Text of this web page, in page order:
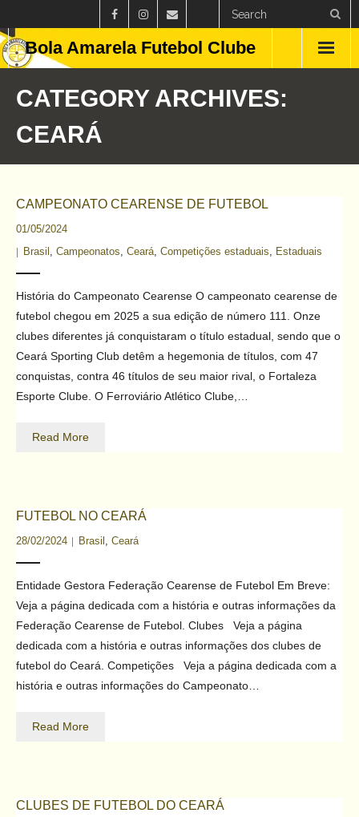
Bola Amarela Futebol Clube
Clubes
Campeonatos
Feminino
Blog
Contato
CATEGORY ARCHIVES:
CEARÁ
CAMPEONATO CEARENSE DE FUTEBOL
01/05/2024
Brasil , Campeonatos, Ceará, Competições estaduais, Estaduais
História do Campeonato Cearense O campeonato cearense de
futebol chegou em 2025 a sua edição de número 111. Onze
clubes diferentes já conquistaram o título estadual, sendo que o
Ceará Sporting Club detêm a hegemonia de títulos, com 47
conquistas, contra 46 títulos de seu maior rival, o Fortaleza
Esporte Clube. O Ferroviário Atlético Clube,…
Read More
FUTEBOL NO CEARÁ
28/02/2024 Brasil , Ceará
Entidade Gestora Federação Cearense de Futebol Em Breve:
Veja a página dedicada com a história e outras informações da
Federação Cearense de Futebol. Clubes Veja a página
dedicada com a história e outras informações dos clubes de
futebol do Ceará. Competições Veja a página dedicada com a
história e outras informações do Campeonato…
Read More
CLUBES DE FUTEBOL DO CEARÁ